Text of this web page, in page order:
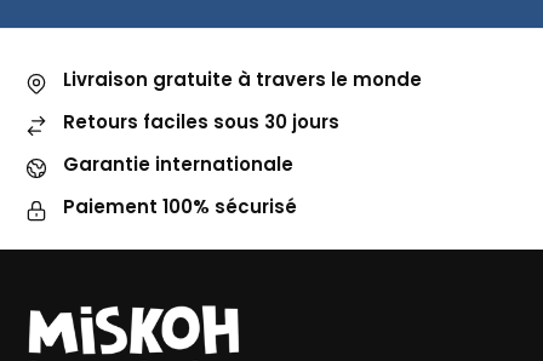
Livraison gratuite à travers le monde
Retours faciles sous 30 jours
Garantie internationale
Paiement 100% sécurisé